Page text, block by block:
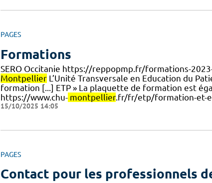
PAGES
Formations
SERO Occitanie https://reppopmp.fr/formations-
MontpellierL’Unité Transversale en Education du
formation [...] ETP » La plaquette de formation est
https://www.chu- montpellier.fr/fr/etp/formation-et-
15/10/2025 14:05
PAGES
Contact pour les professionnels